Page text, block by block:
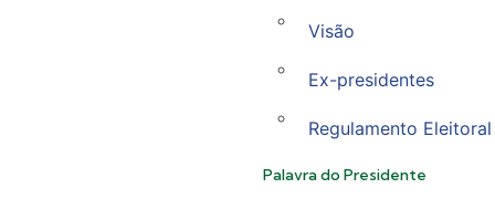
Visão
Ex-presidentes
Regulamento Eleitoral
Palavra do Presidente